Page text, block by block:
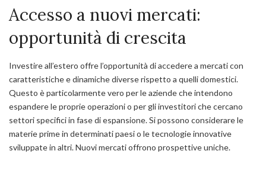
Accesso a nuovi mercati:
opportunità di crescita
Investire all’estero offre l’opportunità di accedere a mercati con
caratteristiche e dinamiche diverse rispetto a quelli domestici.
Questo è particolarmente vero per le aziende che intendono
espandere le proprie operazioni o per gli investitori che cercano
settori specifici in fase di espansione. Si possono considerare le
materie prime in determinati paesi o le tecnologie innovative
sviluppate in altri.Nuovi mercati offrono prospettive uniche.